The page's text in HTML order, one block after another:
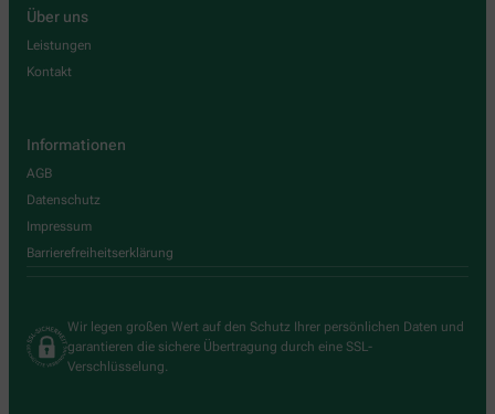
Über uns
Leistungen
Kontakt
Informationen
AGB
Datenschutz
Impressum
Barrierefreiheitserklärung
Wir legen großen Wert auf den Schutz Ihrer persönlichen Daten und
garantieren die sichere Übertragung durch eine SSL-
Verschlüsselung.